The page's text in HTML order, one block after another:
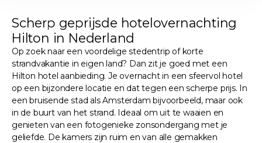
Scherp geprijsde hotelovernachting
Hilton in Nederland
Op zoek naar een voordelige stedentrip of korte
strandvakantie in eigen land? Dan zit je goed met een
Hilton hotel aanbieding. Je overnacht in een sfeervol hotel
op een bijzondere locatie en dat tegen een scherpe prijs. In
een bruisende stad als Amsterdam bijvoorbeeld, maar ook
in de buurt van het strand. Ideaal om uit te waaien en
genieten van een fotogenieke zonsondergang met je
geliefde. De kamers zijn ruim en van alle gemakken